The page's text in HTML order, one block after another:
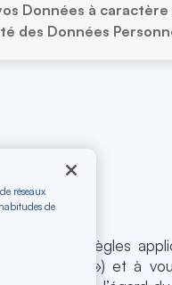
Données à
des Données
définir les règles
») et à
réseaux
de